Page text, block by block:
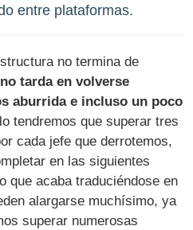
entre plataformas.
no termina de
no tarda en volverse
aburrida e incluso un poco
tendremos que superar tres
cada jefe que derrotemos,
en las siguientes
que acaba traduciéndose en
alargarse muchísimo, ya
superar numerosas